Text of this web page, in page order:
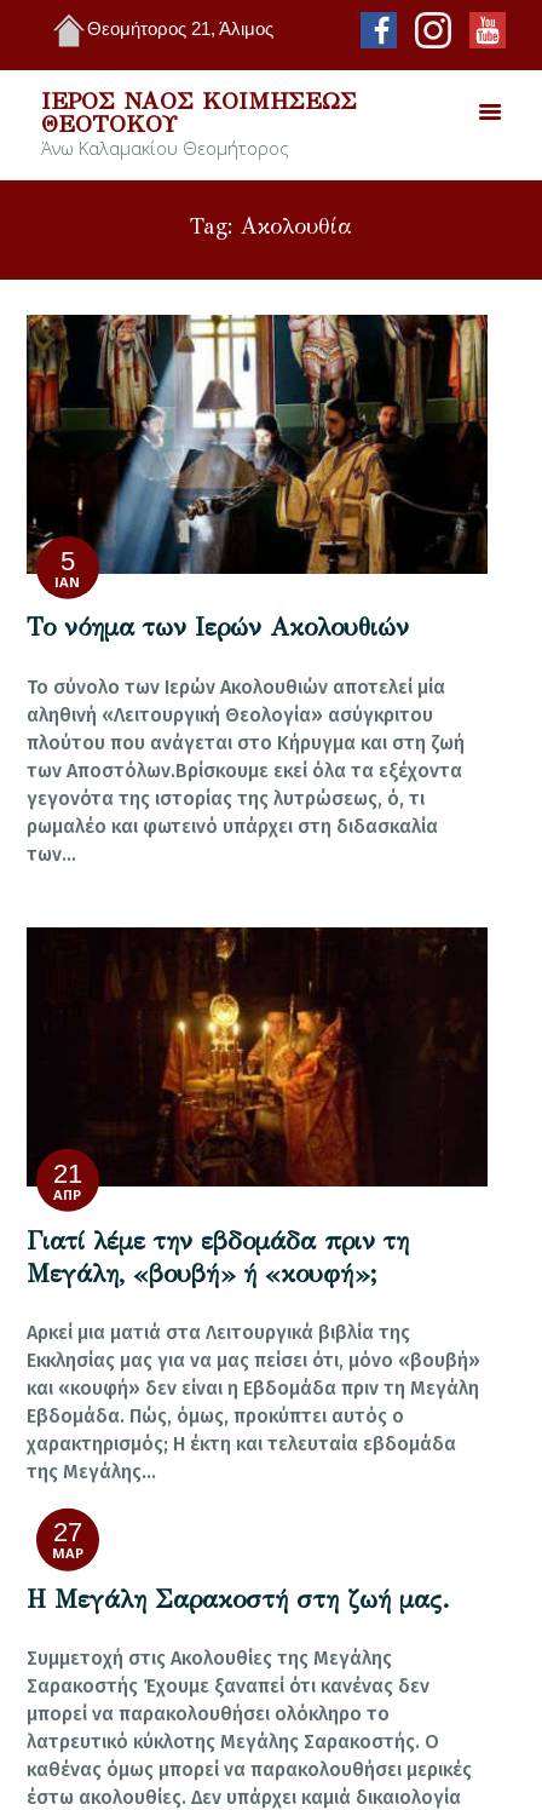
Θεομήτορος 21, Άλιμος
ΙΕΡΌΣ ΝΑΌΣ ΚΟΙΜΉΣΕΩΣ
ΘΕΟΤΌΚΟΥ
Άνω Καλαμακίου Θεομήτορος
Tag: Ακολουθία
5
ΙΑΝ
Το νόημα των Ιερών Ακολουθιών
Το σύνολο των Ιερών Ακολουθιών αποτελεί μία
αληθινή «Λειτουργική Θεολογία» ασύγκριτου
πλούτου που ανάγεται στο Κήρυγμα και στη ζωή
των Αποστόλων.Βρίσκουμε εκεί όλα τα εξέχοντα
γεγονότα της ιστορίας της λυτρώσεως, ό, τι
ρωμαλέο και φωτεινό υπάρχει στη διδασκαλία
των…
21
ΑΠΡ
Γιατί λέμε την εβδομάδα πριν τη
Μεγάλη, «βουβή» ή «κουφή»;
Αρκεί μια ματιά στα Λειτουργικά βιβλία της
Εκκλησίας μας για να μας πείσει ότι, μόνο «βουβή»
και «κουφή» δεν είναι η Εβδομάδα πριν τη Μεγάλη
Εβδομάδα. Πώς, όμως, προκύπτει αυτός ο
χαρακτηρισμός; H έκτη και τελευταία εβδομάδα
της Μεγάλης…
27
ΜΑΡ
Η Μεγάλη Σαρακοστή στη ζωή μας.
Συμμετοχή στις Ακολουθίες της Μεγάλης
Σαρακοστής Έχουμε ξαναπεί ότι κανένας δεν
μπορεί να παρακολουθήσει ολόκληρο το
λατρευτικό κύκλοτης Μεγάλης Σαρακοστής. Ο
καθένας όμως μπορεί να παρακολουθήσει μερικές
έστω ακολουθίες. Δεν υπάρχει καμιά δικαιολογία